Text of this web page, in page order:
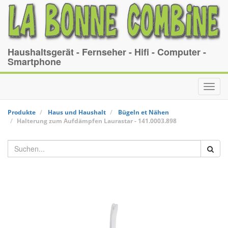
Haushaltsgerät - Fernseher - Hifi - Computer -
Smartphone
Produkte Haus und Haushalt
Bügeln et Nähen
Halterung zum Aufdämpfen Laurastar- 141.0003.898